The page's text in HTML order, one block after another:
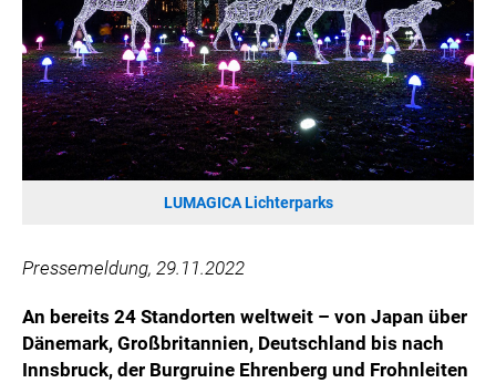
HANNERSBERG
WILHELM-EXNER-MEDAILLEN STIFTUNG
ADMIRAL SPORTWETTEN
EWP RECYCLING PFAND ÖSTERREICH
ANNEMARIE CHARITY
IMPERIAL MARKETS
LOGOS
COCA COLA
LUMAGICA Lichterparks
Pressemeldung, 29.11.2022
An bereits 24 Standorten weltweit – von Japan über
Dänemark, Großbritannien, Deutschland bis nach
Innsbruck, der Burgruine Ehrenberg und Frohnleiten